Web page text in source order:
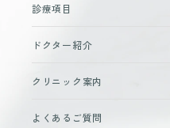
診療項目
ドクター紹介
クリニック案内
よくあるご質問